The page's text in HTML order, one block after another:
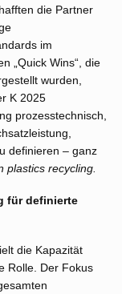
die Partner
im
„Quick Wins“, die
wurden,
K 2025
prozesstechnisch,
definieren – ganz
plastics recycling.
für definierte
die Kapazität
Rolle. Der Fokus